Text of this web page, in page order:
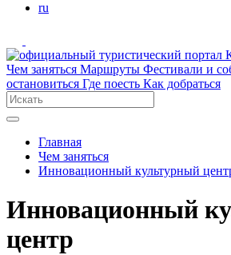
ru
Чем заняться Маршруты Фестивали и
остановиться Где поесть Как добраться
Главная
Чем заняться
Инновационный культурный
Инновационный
центр